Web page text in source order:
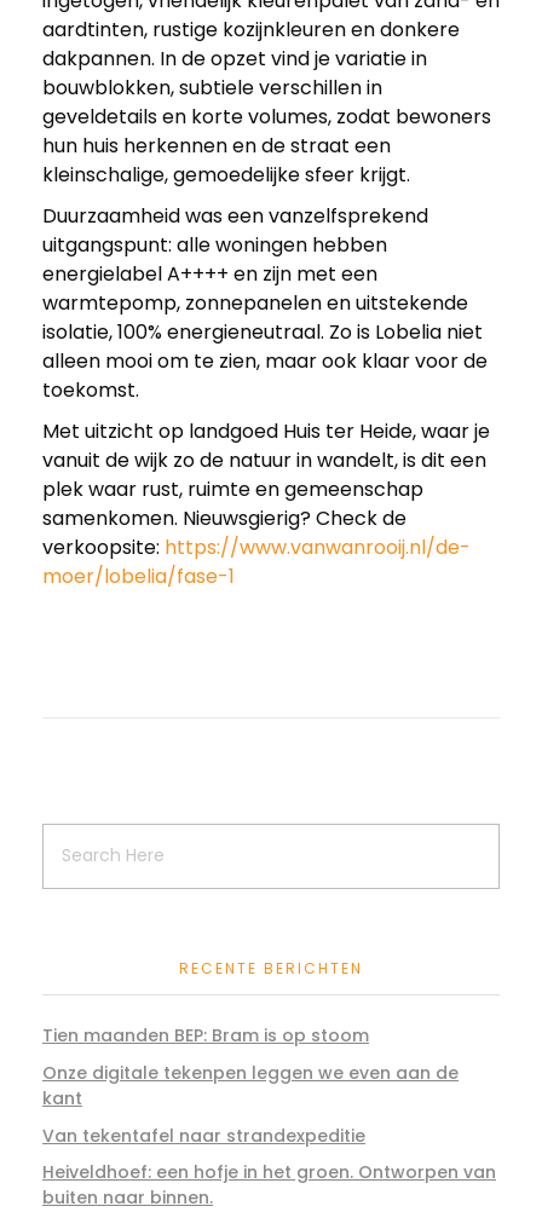
aardtinten, rustige kozijnkleuren en donkere
dakpannen. In de opzet vind je variatie in
bouwblokken, subtiele verschillen in
geveldetails en korte volumes, zodat bewoners
hun huis herkennen en de straat een
kleinschalige, gemoedelijke sfeer krijgt.
Duurzaamheid was een vanzelfsprekend
uitgangspunt: alle woningen hebben
energielabel A++++ en zijn met een
warmtepomp, zonnepanelen en uitstekende
isolatie, 100% energieneutraal. Zo is Lobelia niet
alleen mooi om te zien, maar ook klaar voor de
toekomst.
Met uitzicht op landgoed Huis ter Heide, waar je
vanuit de wijk zo de natuur in wandelt, is dit een
plek waar rust, ruimte en gemeenschap
samenkomen. Nieuwsgierig? Check de
verkoopsite: https://www.vanwanrooij.nl/de-
moer/lobelia/fase-1
RECENTE BERICHTEN
Tien maanden BEP: Bram is op stoom
Onze digitale tekenpen leggen we even aan de
kant
Van tekentafel naar strandexpeditie
Heiveldhoef: een hofje in het groen. Ontworpen van
buiten naar binnen.